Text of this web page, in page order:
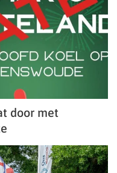
door met